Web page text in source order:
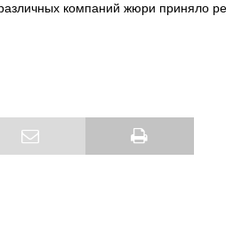
компаний жюри приняло